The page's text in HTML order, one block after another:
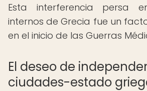
Esta interferencia persa
internos de Grecia fue un
en el inicio de las Guerras
El deseo de
ciudades-estado